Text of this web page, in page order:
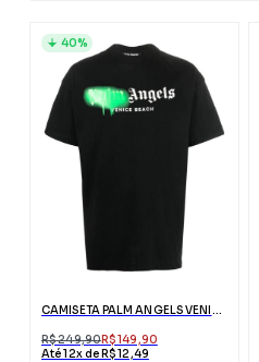
CAMISETA PALM ANGELS VENICE PRETA COM LOGO
R$ 249,90R$ 149,90
Até 12x de R$ 12,49
40%